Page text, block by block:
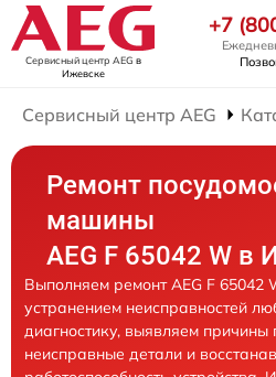
Сервисный центр AEG в
Ижевске
+7
Сервисный центр AEG
Ремонт
машины
AEG F 65042 W в
Выполняем ремонт AEG F 65042
устранением неисправностей
диагностику, выявляем причины
неисправные детали и